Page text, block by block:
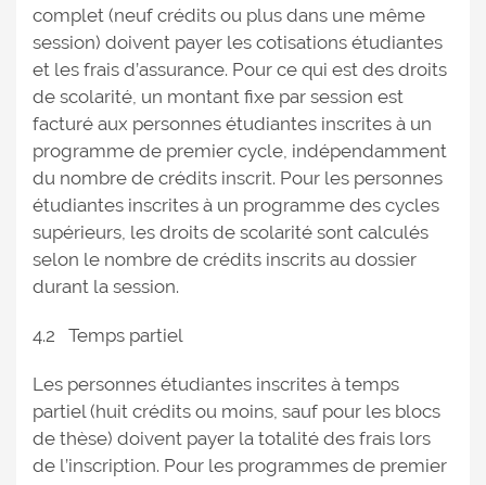
complet (neuf crédits ou plus dans une même
session) doivent payer les cotisations étudiantes
et les frais d’assurance. Pour ce qui est des droits
de scolarité, un montant fixe par session est
facturé aux personnes étudiantes inscrites à un
programme de premier cycle, indépendamment
du nombre de crédits inscrit. Pour les personnes
étudiantes inscrites à un programme des cycles
supérieurs, les droits de scolarité sont calculés
selon le nombre de crédits inscrits au dossier
durant la session.
4.2 Temps partiel
Les personnes étudiantes inscrites à temps
partiel (huit crédits ou moins, sauf pour les blocs
de thèse) doivent payer la totalité des frais lors
de l’inscription. Pour les programmes de premier